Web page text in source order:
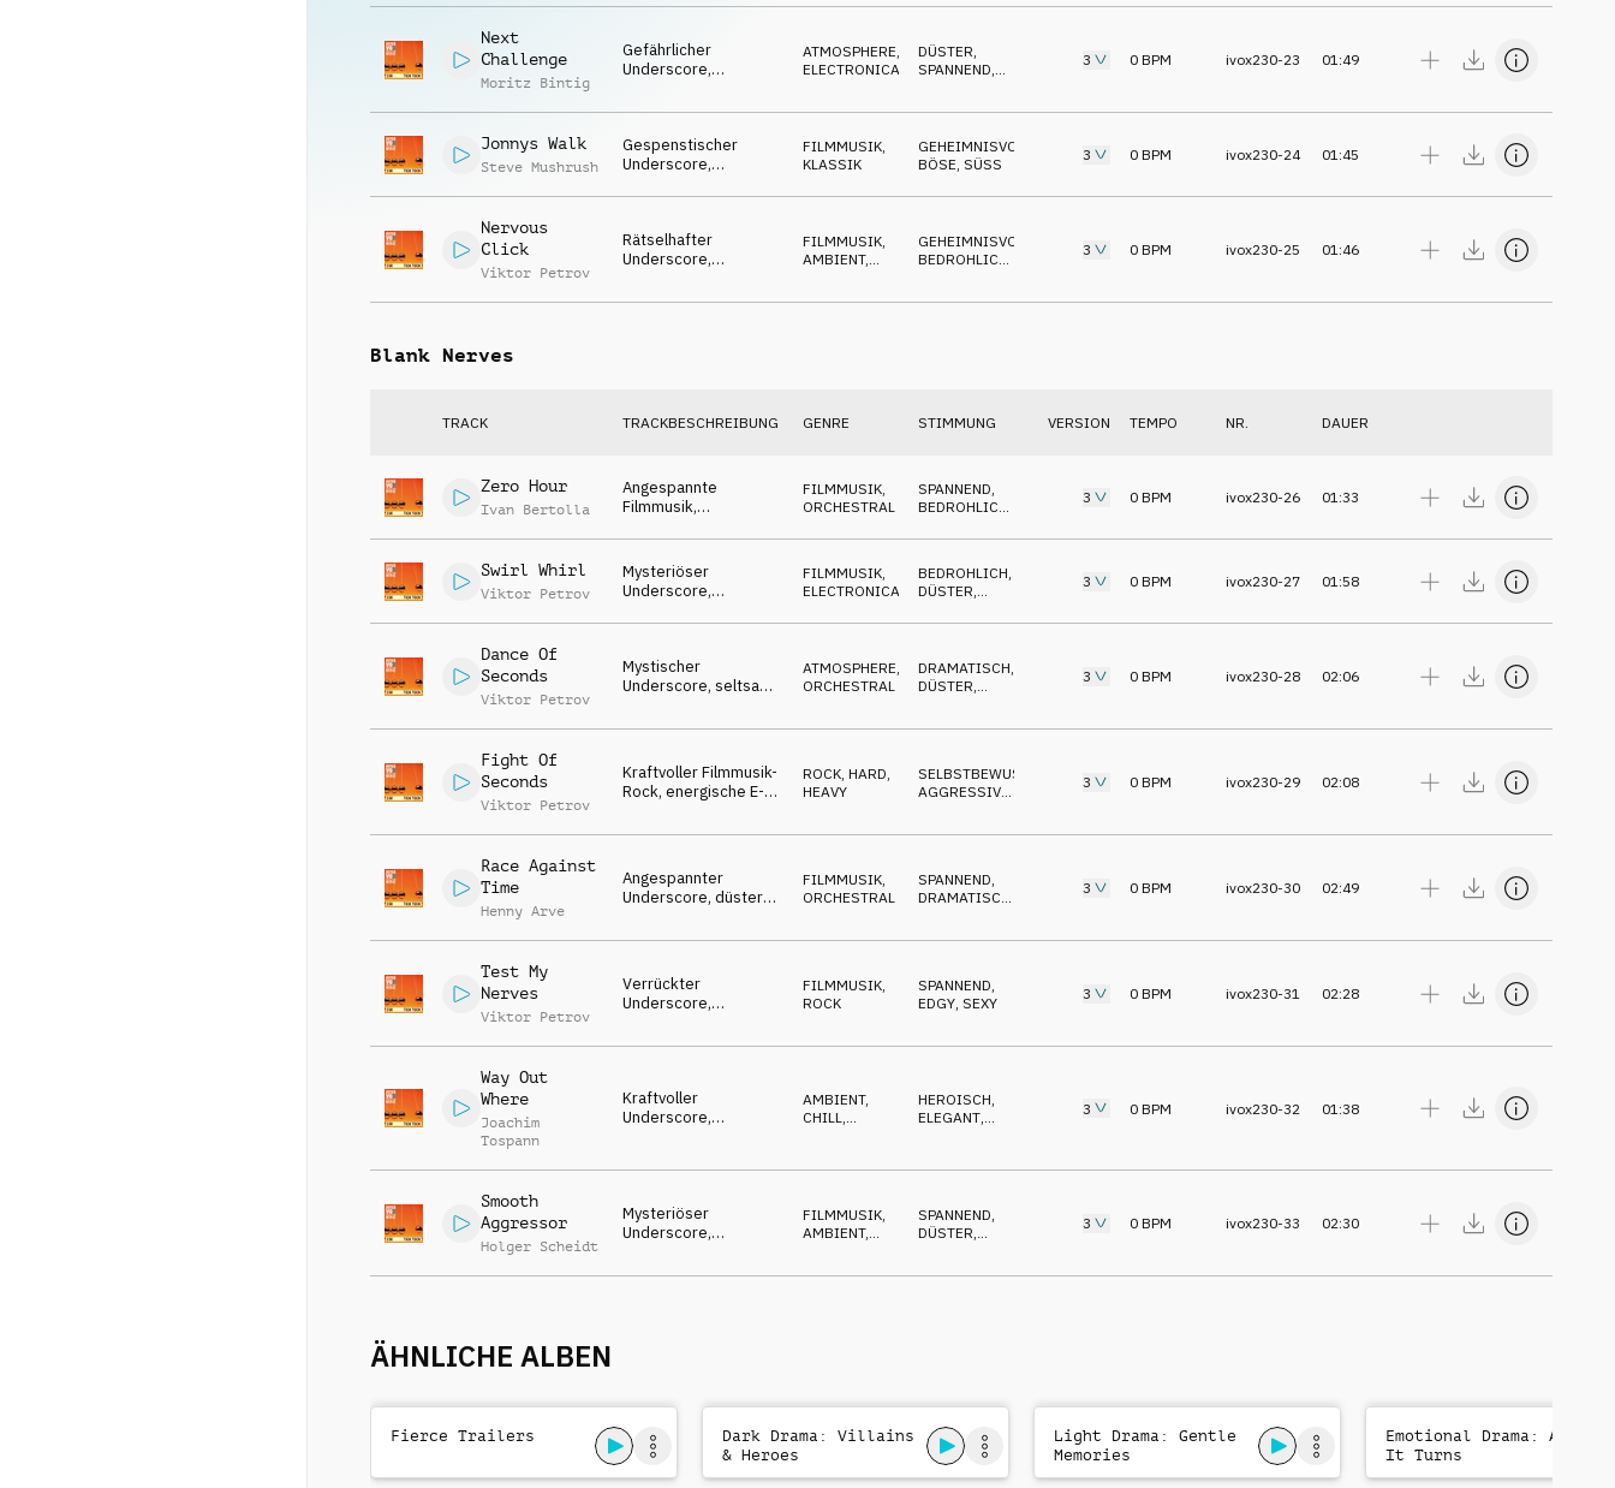
aber fokussiert &
Next
Challenge
Moritz Bintig
Gefährlicher
Underscore,
fokussiert, drohende
ATMOSPHERE
ELECTRONICA
DÜSTER
SPANNEND
3 0 BPM ivox230-23 01:49
Jonnys Walk
Steve Mushrush
Gespenstischer
Underscore,
& Streicher, süß aber
FILMMUSIK
KLASSIK
GEHEIMNISVOLL
BÖSE SÜSS 3 0 BPM ivox230-24 01:45
Nervous
Click
Viktor Petrov
Rätselhafter
Underscore,
Flächen, spekulativ,
FILMMUSIK
AMBIENT,
GEHEIMNISVOLL
BEDROHLICH
3 0 BPM ivox230-25 01:46
Blank Nerves
TRACK TRACKBESCHREIBUNG GENRE STIMMUNG VERSION TEMPO NR. DAUER
Zero Hour
Ivan Bertolla
Angespannte
Filmmusik,
Orchester, bedrohlich,
konfrontativ
FILMMUSIK
ORCHESTRAL
SPANNEND
BEDROHLICH
3 0 BPM ivox230-26 01:33
Swirl Whirl
Viktor Petrov
Mysteriöser
Underscore,
düster, infiltrierend
FILMMUSIK
ELECTRONICA
BEDROHLICH
DÜSTER
3 0 BPM ivox230-27 01:58
Dance Of
Seconds
Viktor Petrov
Mystischer
Underscore, seltsame
geisterhaft,
ATMOSPHERE
ORCHESTRAL
DRAMATISCH
DÜSTER
3 0 BPM ivox230-28 02:06
Fight Of
Seconds
Viktor Petrov
Kraftvoller Filmmusik-
Rock, energische E-
kämpferisch
ROCK HARD,
HEAVY
SELBSTBEWUSST
AGGRESSIV
3 0 BPM ivox230-29 02:08
Race Against
Time
Henny Arve
Angespannter
Underscore, düsteres
& bedrohlich
FILMMUSIK
ORCHESTRAL
SPANNEND
DRAMATISCH
3 0 BPM ivox230-30 02:49
Test My
Nerves
Viktor Petrov
Verrückter
Underscore,
& Synths, gerissen,
FILMMUSIK
ROCK
SPANNEND
EDGY SEXY 3 0 BPM ivox230-31 02:28
Way Out
Where
Joachim
Tospann
Kraftvoller
Underscore,
aufstrebend,
AMBIENT,
CHILL,
HEROISCH,
ELEGANT,
3 0 BPM ivox230-32 01:38
Smooth
Aggressor
Holger Scheidt
Mysteriöser
Underscore,
cool, tough,
FILMMUSIK
AMBIENT,
SPANNEND
DÜSTER
3 0 BPM ivox230-33 02:30
ÄHNLICHE ALBEN
Fierce Trailers
Dark Drama: Villains
& Heroes
Light Drama: Gentle
Memories
Emotional Drama: And
It Turns